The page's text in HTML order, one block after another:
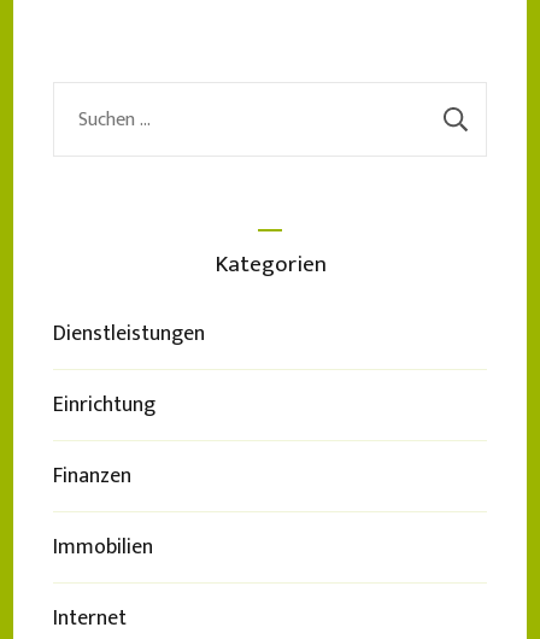
Suchen
Kategorien
Dienstleistungen
Einrichtung
Finanzen
Immobilien
Internet